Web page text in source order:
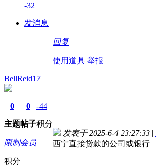
-32
发消息
回复
使用道具 举报
BellReid17
0
主题
0
帖子
-44
积分
限制会员
积分
发表于 2025-6-4 23:27:33 |
西宁直接贷款的公司或银行